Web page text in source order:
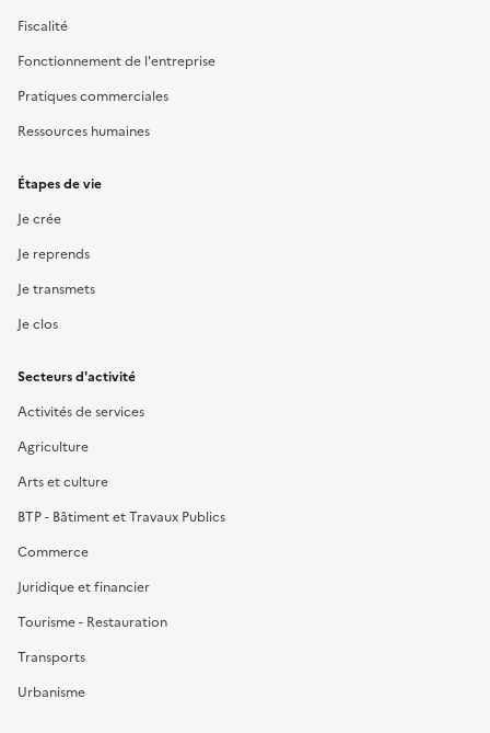
Fiscalité
Fonctionnement de l'entreprise
Pratiques commerciales
Ressources humaines
Étapes de vie
Je crée
Je reprends
Je transmets
Je clos
Secteurs d'activité
Activités de services
Agriculture
Arts et culture
BTP - Bâtiment et Travaux Publics
Commerce
Juridique et financier
Tourisme - Restauration
Transports
Urbanisme